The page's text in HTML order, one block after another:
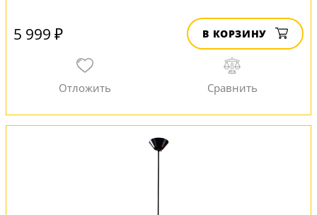
5 999 ₽ В КОРЗИНУ